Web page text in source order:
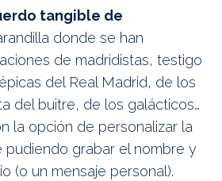
tangible de
donde se han
de madridistas, testigo
del Real Madrid, de los
del buitre, de los galácticos…
la opción de personalizar la
pudiendo grabar el nombre y
(o un mensaje personal).